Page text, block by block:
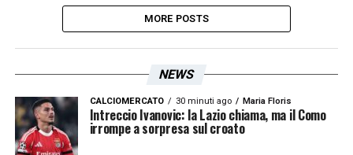
MORE POSTS
NEWS
CALCIOMERCATO 30 minuti ago Maria Floris
Intreccio Ivanovic: la Lazio chiama, ma il Como
irrompe a sorpresa sul croato